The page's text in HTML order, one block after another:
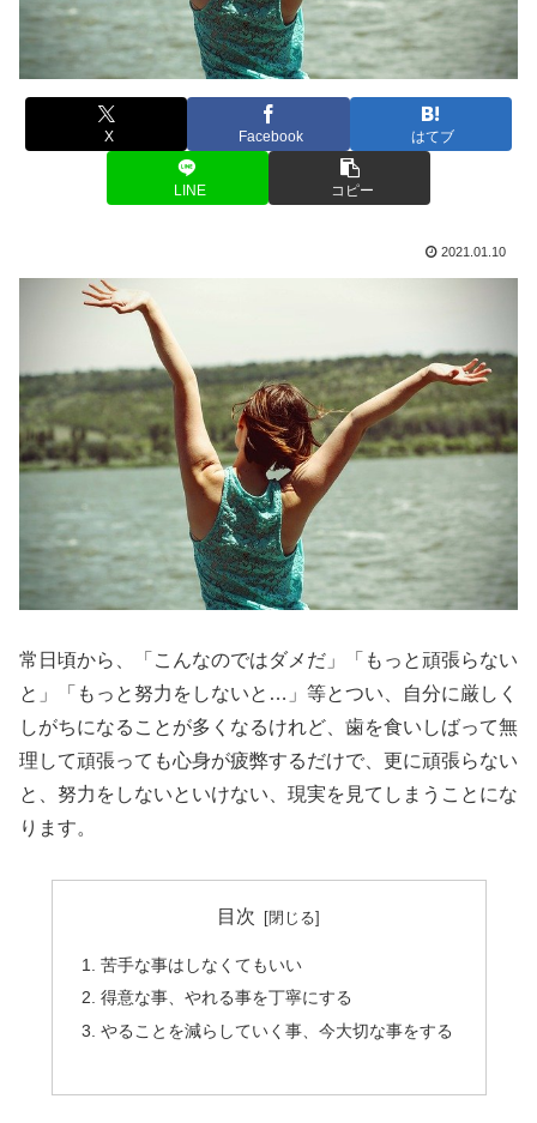
X Facebook はてブ
LINE コピー
2021.01.10
常日頃から、「こんなのではダメだ」「もっと頑張らない
と」「もっと努力をしないと…」等とつい、自分に厳しく
しがちになることが多くなるけれど、歯を食いしばって無
理して頑張っても心身が疲弊するだけで、更に頑張らない
と、努力をしないといけない、現実を見てしまうことにな
ります。
目次
苦手な事はしなくてもいい
得意な事、やれる事を丁寧にする
やることを減らしていく事、今大切な事をする